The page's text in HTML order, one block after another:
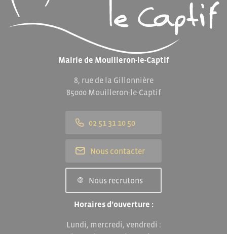
Mairie de Mouilleron-le-Captif
8, rue de la Gillonnière
85000 Mouilleron-le-Captif
02 51 31 10 50
Nous contacter
Nous recrutons
Horaires d’ouverture :
Lundi, mercredi, vendredi :